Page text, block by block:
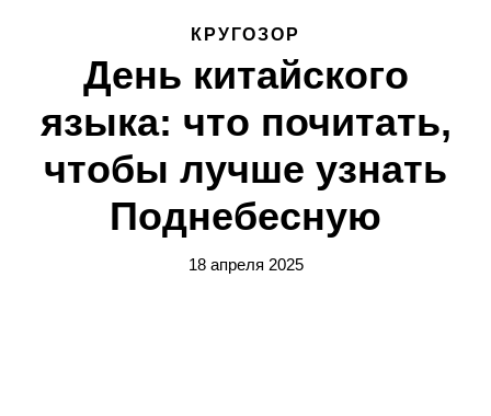
КРУГОЗОР
День китайского
языка: что почитать,
чтобы лучше узнать
Поднебесную
18 апреля 2025